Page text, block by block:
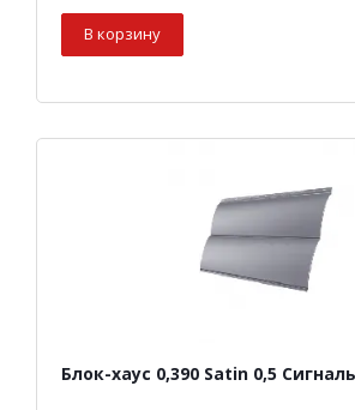
В корзину
Блок-хаус 0,390 Satin 0,5